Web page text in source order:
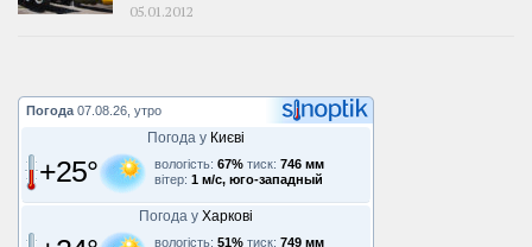
05.01.2012
Погода 07.08.26, утро
Погода у Києві
+25° вологість: 67% тиск: 746 мм
вітер: 1 м/с, юго-западный
Погода у Харкові
вологість: 51% тиск: 749 мм